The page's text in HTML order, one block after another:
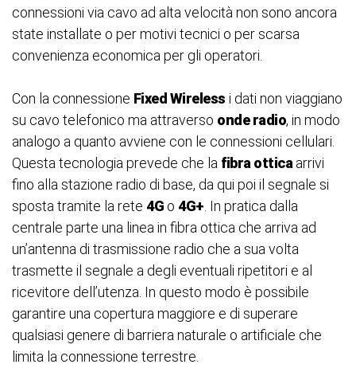
connessioni via cavo ad alta velocità non sono ancora
state installate o per motivi tecnici o per scarsa
convenienza economica per gli operatori.
Con la connessione Fixed Wireless i dati non viaggiano
su cavo telefonico ma attraverso onde radio, in modo
analogo a quanto avviene con le connessioni cellulari.
Questa tecnologia prevede che la fibra ottica arrivi
fino alla stazione radio di base, da qui poi il segnale si
sposta tramite la rete 4G o 4G+ . In pratica dalla
centrale parte una linea in fibra ottica che arriva ad
un’antenna di trasmissione radio che a sua volta
trasmette il segnale a degli eventuali ripetitori e al
ricevitore dell’utenza. In questo modo è possibile
garantire una copertura maggiore e di superare
qualsiasi genere di barriera naturale o artificiale che
limita la connessione terrestre.